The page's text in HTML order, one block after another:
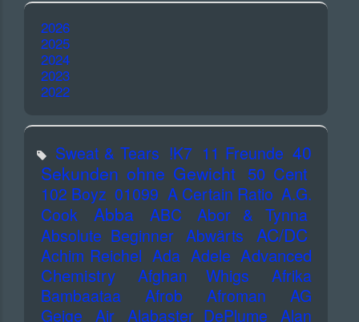
2026
2025
2024
2023
2022
Sweat & Tears !K7 11 Freunde 40
Sekunden ohne Gewicht 50 Cent
102 Boyz 01099 A Certain Ratio A.G.
Cook
Abba ABC
Abor & Tynna
Absolute Beginner Abwärts AC/DC
Achim Reichel Ada Adele Advanced
Chemistry
Afghan Whigs
Afrika
Bambaataa
Afrob Afroman
AG
Geige
Air Alabaster DePlume
Alan